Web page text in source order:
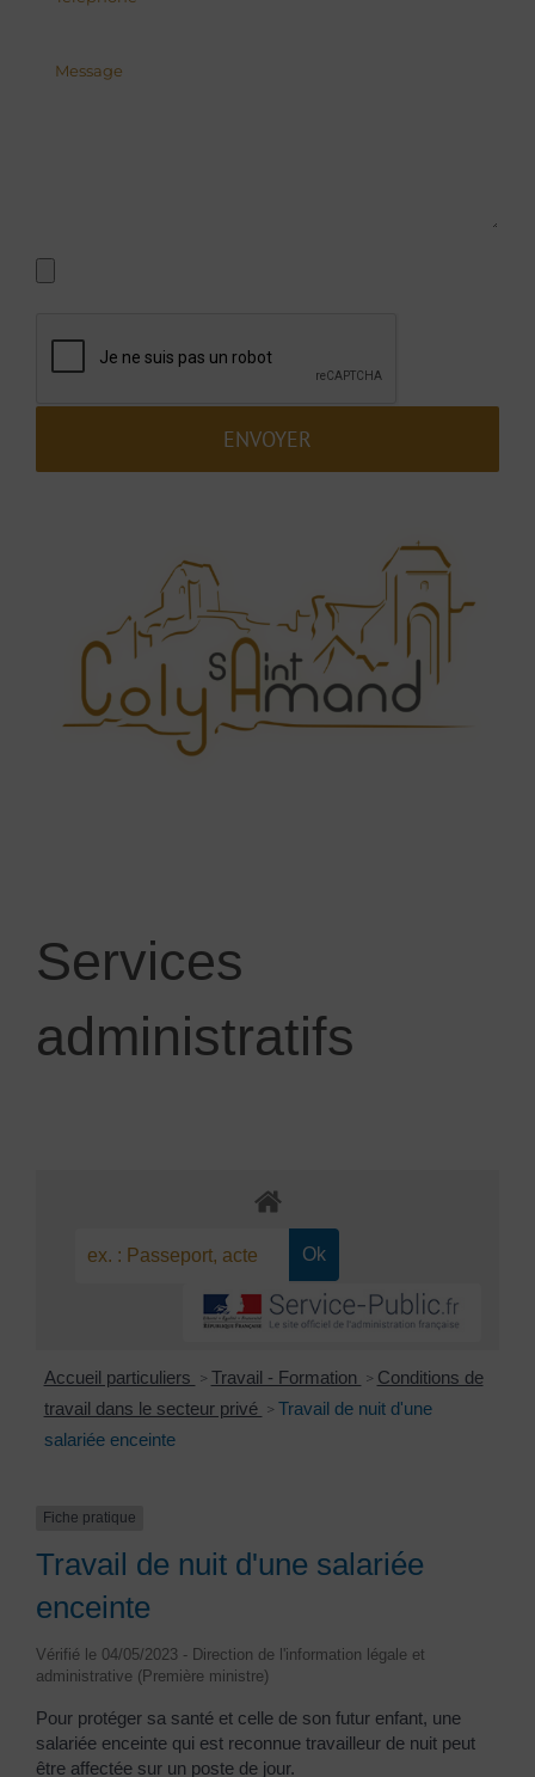
Services
administratifs
Accueil particuliers > Travail - Formation > Conditions de
travail dans le secteur privé > Travail de nuit d'une
salariée enceinte
Fiche pratique
Travail de nuit d'une salariée
enceinte
Vérifié le 04/05/2023 - Direction de l'information légale et
administrative (Première ministre)
Pour protéger sa santé et celle de son futur enfant, une
salariée enceinte qui est reconnue travailleur de nuit peut
être affectée sur un poste de jour.